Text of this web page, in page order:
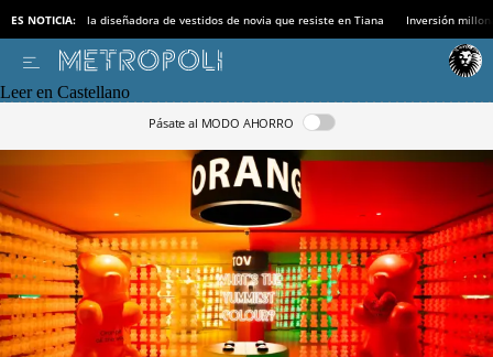
ES NOTICIA: la diseñadora de vestidos de novia que resiste en Tiana Inversión
Leer en Castellano
Pásate al MODO AHORRO